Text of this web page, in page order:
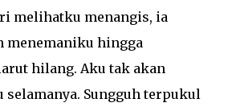
melihatku menangis, ia
menemaniku hingga
hilang. Aku tak akan
selamanya. Sungguh terpukul